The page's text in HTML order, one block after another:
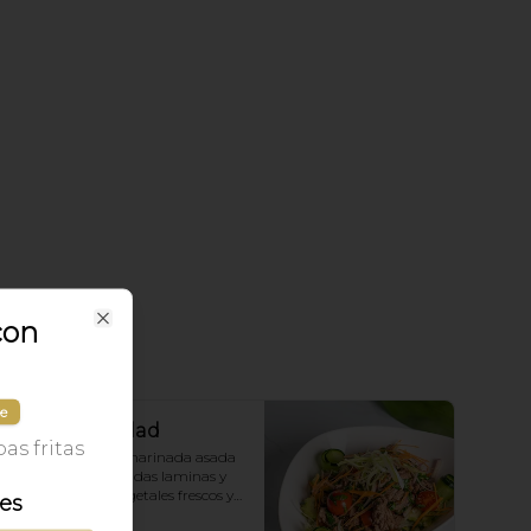
Thai Beef Salad
carne de vacuno marinada asada
y cortada en delgadas laminas y
preparada con vegetales frescos y
aderezo tailandés.
fritas